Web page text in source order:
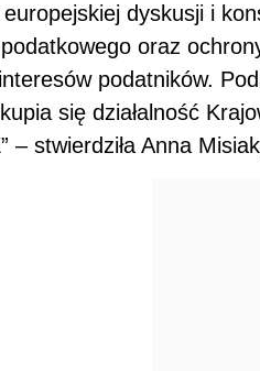
europejskiej dyskusji i
oraz
podatników.
się działalność
– stwierdziła Anna